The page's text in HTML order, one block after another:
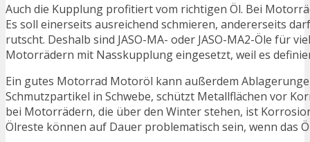
Auch die Kupplung profitiert vom richtigen Öl. Bei
Es soll einerseits ausreichend schmieren, andererseits
rutscht. Deshalb sind JASO-MA- oder JASO-MA2-Öle für
Motorrädern mit Nasskupplung eingesetzt, weil es
Ein gutes Motorrad Motoröl kann außerdem
Schmutzpartikel in Schwebe, schützt Metallflächen vor
bei Motorrädern, die über den Winter stehen, ist
Ölreste können auf Dauer problematisch sein, wenn das